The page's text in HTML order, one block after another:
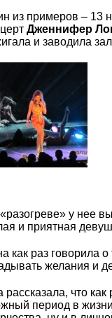
из примеров – 13
Дженнифер
и заводила
у нее
и приятная
как раз говорила
желания и
рассказала, что
период в